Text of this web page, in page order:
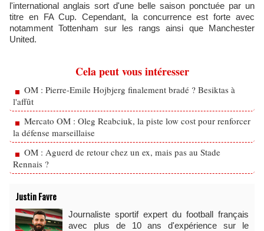
l'international anglais sort d'une belle saison ponctuée par un
titre en FA Cup. Cependant, la concurrence est forte avec
notamment Tottenham sur les rangs ainsi que Manchester
United.
Cela peut vous intéresser
OM : Pierre-Emile Hojbjerg finalement bradé ? Besiktas à
l'affût
Mercato OM : Oleg Reabciuk, la piste low cost pour renforcer
la défense marseillaise
OM : Aguerd de retour chez un ex, mais pas au Stade
Rennais ?
Justin Favre
Journaliste sportif expert du football français
avec plus de 10 ans d'expérience sur le